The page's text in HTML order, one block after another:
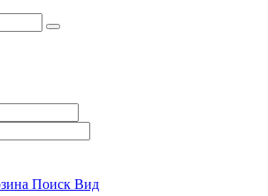
Поиск Вид